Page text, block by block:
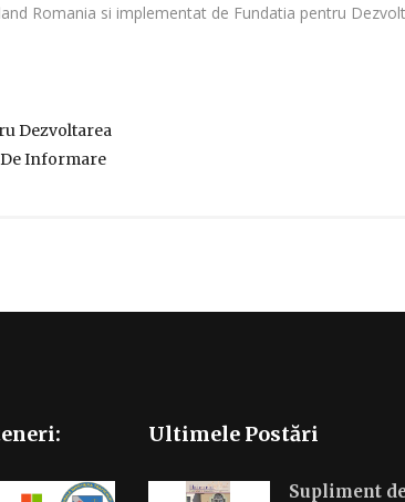
Romania si implementat de Fundatia pentru
Dezvoltarea
De Informare
Ultimele Postări
Supliment